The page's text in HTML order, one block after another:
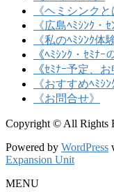
《ヘミシンクと
《広島ﾍﾐｼﾝｸ・
《私のﾍﾐｼﾝｸ体
《ﾍﾐｼﾝｸ・ｾﾐﾅｰ
《ｾﾐﾅｰ予定、お
《おすすめﾍﾐｼﾝ
《お問合せ》
Copyright © All Rights
Powered by WordPress
Expansion Unit
MENU